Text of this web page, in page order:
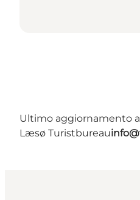
Ultimo aggiornamento a
Læsø Turistbureau